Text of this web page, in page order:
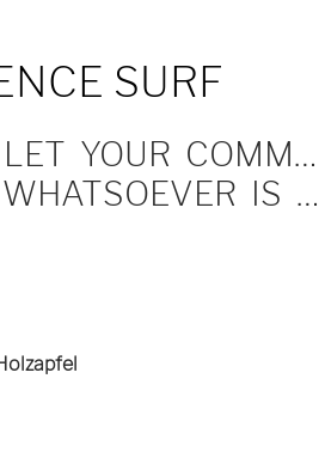
SURF
BUT LET YOUR COMMUNICATION BE YEA, YEA; NAY, NAY.
IS MORE THAN THESE COMETH OF EVIL.